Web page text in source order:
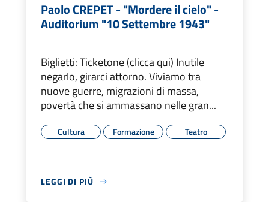
Paolo CREPET - "Mordere il cielo" -
Auditorium "10 Settembre 1943"
Biglietti: Ticketone (clicca qui) Inutile
negarlo, girarci attorno. Viviamo tra
nuove guerre, migrazioni di massa,
povertà che si ammassano nelle gran...
Cultura Formazione Teatro
LEGGI DI PIÙ